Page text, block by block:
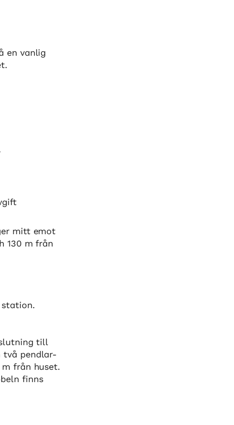
en vanlig
mitt emot
130 m från
station.
till
två pendlar-
m från huset.
finns